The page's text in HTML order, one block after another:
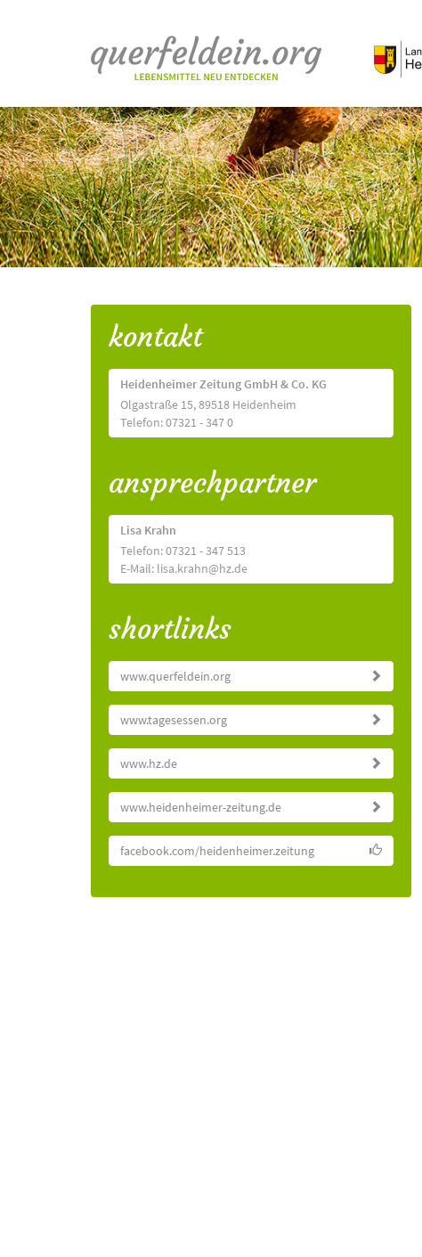
kontakt
Heidenheimer Zeitung GmbH & Co. KG
Olgastraße 15, 89518 Heidenheim
Telefon: 07321 - 347 0
ansprechpartner
Lisa Krahn
Telefon: 07321 - 347 513
E-Mail: lisa.krahn@hz.de
shortlinks
www.querfeldein.org
www.tagesessen.org
www.hz.de
www.heidenheimer-zeitung.de
facebook.com/heidenheimer.zeitung